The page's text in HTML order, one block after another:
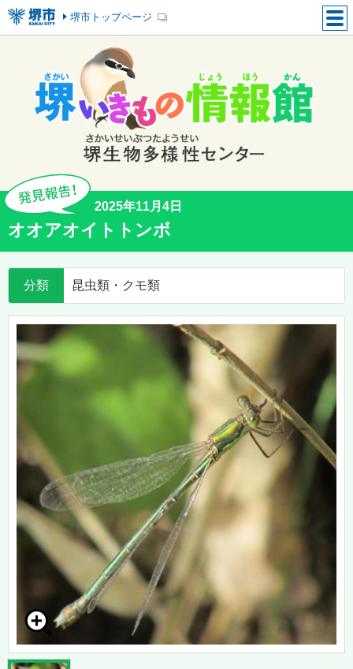
堺市トップページ
2025年11月4日
オオアオイトトンボ
分類 昆虫類・クモ類